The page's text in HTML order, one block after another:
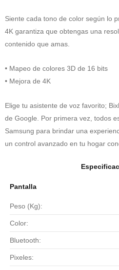
Siente cada tono de color según lo
4K garantiza que obtengas una
contenido que amas.
• Mapeo de colores 3D de 16 bits
• Mejora de 4K
Elige tu asistente de voz favorito;
de Google. Por primera vez, todos
Samsung para brindar una
un control avanzado en tu hogar
Pantalla
Peso (Kg):
Color:
Bluetooth:
Pixeles: